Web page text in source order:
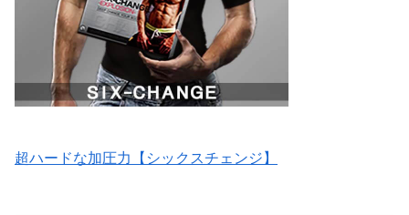
超ハードな加圧力【シックスチェンジ】